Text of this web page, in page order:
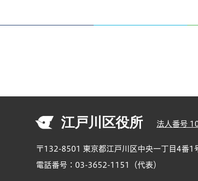
江戸川区役所 法人番号
〒132-8501 東京都江戸川区中央一丁目4番1
電話番号：03-3652-1151（代表）